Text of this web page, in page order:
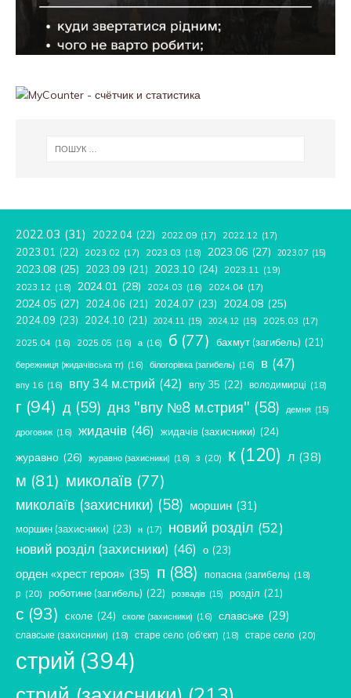
2022.03 (31) 2022.04 (22) 2022.09 (17) 2022.12 (17)
2023.01 (22) 2023.02 (17) 2023.03 (18) 2023.06 (27) 2023.07 (15)
2023.08 (25) 2023.09 (21) 2023.10 (24) 2023.11 (19)
2023.12 (18) 2024.01 (28) 2024.03 (16) 2024.04 (17)
2024.05 (27) 2024.06 (21) 2024.07 (23) 2024.08 (25)
2024.09 (23) 2024.10 (21) 2024.11 (15) 2024.12 (15) 2025.03 (17)
2025.04 (16) 2025.05 (16) а (16) б (77) бахмут (загибель) (21)
бережниця (жидачівська тг) (16) білогорівка (загибель) (16) в (47)
впу 16 (16) впу 34 м.стрий (42) впу 35 (22) володимирці (18)
г (94) д (59) днз "впу №8 м.стрия" (58) демня (15)
дроговиж (16) жидачів (46) жидачів (захисники) (24)
журавно (26) журавно (захисники) (16) з (20) к (120) л (38)
м (81) миколаїв (77)
миколаїв (захисники) (58) моршин (31)
моршин (захисники) (23) н (17) новий розділ (52)
новий розділ (захисники) (46) о (23)
орден «хрест героя» (35) п (88) попасна (загибель) (18)
р (20) роботине (загибель) (22) розвадів (15) розділ (21)
с (93) сколе (24) сколе (захисники) (16) славське (29)
славське (захисники) (18) старе село (об'єкт) (18) старе село (20)
стрий (394)